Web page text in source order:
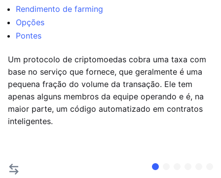
Rendimento de farming
Opções
Pontes
Um protocolo de criptomoedas cobra uma taxa com
base no serviço que fornece, que geralmente é uma
pequena fração do volume da transação. Ele tem
apenas alguns membros da equipe operando e é, na
maior parte, um código automatizado em contratos
inteligentes.